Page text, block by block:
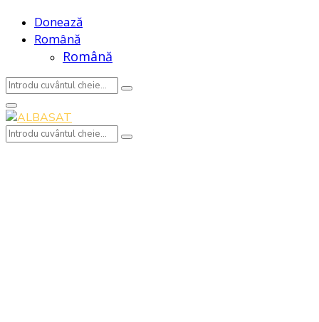
Donează
Română
Română
Search
for:
Search
Primary
Menu
Search
Search